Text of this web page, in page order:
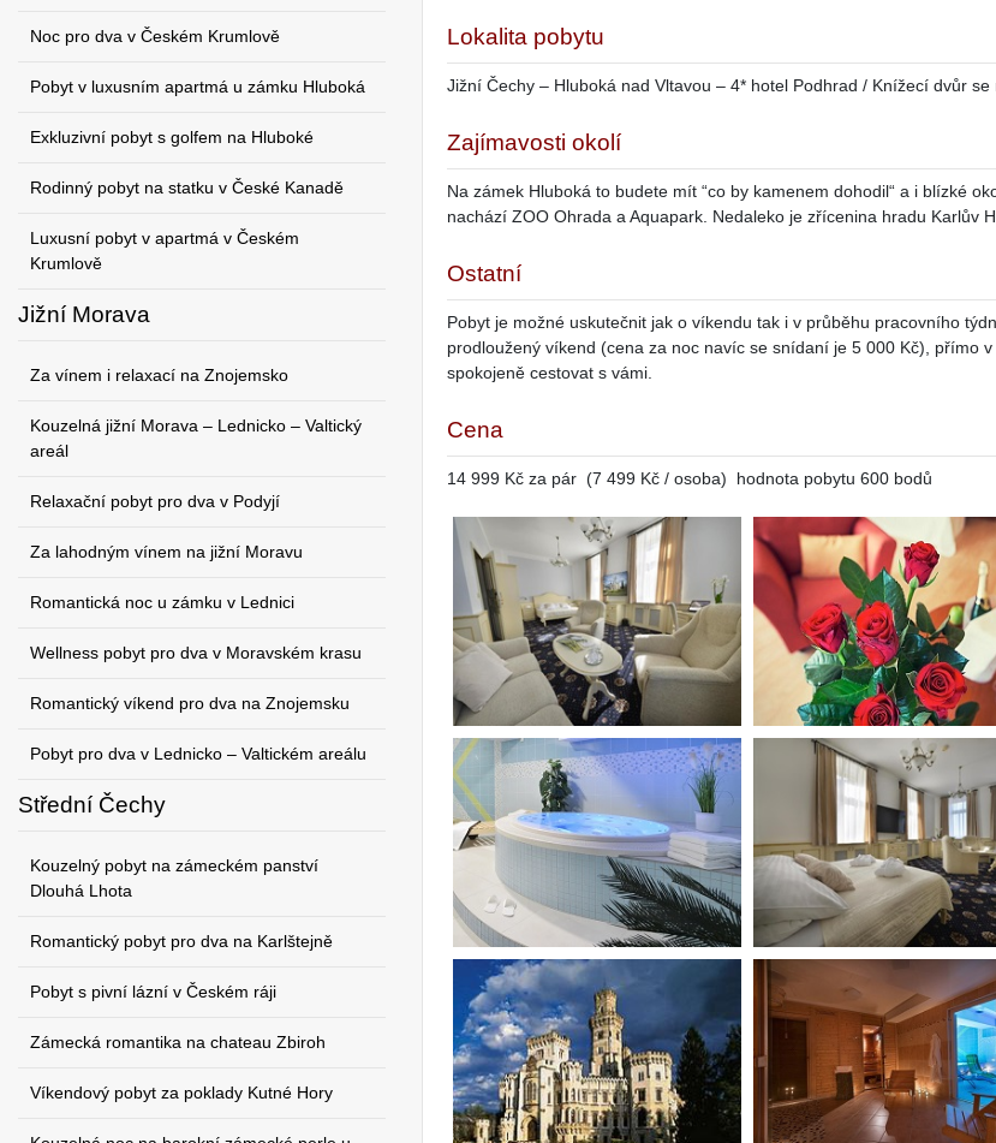
Noc pro dva v Českém Krumlově
Pobyt v luxusním apartmá u zámku Hluboká
Exkluzivní pobyt s golfem na Hluboké
Rodinný pobyt na statku v České Kanadě
Luxusní pobyt v apartmá v Českém
Krumlově
Jižní Morava
Za vínem i relaxací na Znojemsko
Kouzelná jižní Morava – Lednicko – Valtický
areál
Relaxační pobyt pro dva v Podyjí
Za lahodným vínem na jižní Moravu
Romantická noc u zámku v Lednici
Wellness pobyt pro dva v Moravském krasu
Romantický víkend pro dva na Znojemsku
Pobyt pro dva v Lednicko – Valtickém areálu
Střední Čechy
Kouzelný pobyt na zámeckém panství
Dlouhá Lhota
Romantický pobyt pro dva na Karlštejně
Pobyt s pivní lázní v Českém ráji
Zámecká romantika na chateau Zbiroh
Víkendový pobyt za poklady Kutné Hory
Lokalita pobytu
Jižní Čechy – Hluboká nad Vltavou – 4* hotel Podhrad / Knížecí dvůr
Zajímavosti okolí
Na zámek Hluboká to budete mít “co by kamenem dohodil“ a i blízké
nachází ZOO Ohrada a Aquapark. Nedaleko je zřícenina hradu Karlův
Ostatní
Pobyt je možné uskutečnit jak o víkendu tak i v průběhu pracovního
prodloužený víkend (cena za noc navíc se snídaní je 5 000 Kč), přímo
spokojeně cestovat s vámi.
Cena
14 999 Kč za pár (7 499 Kč / osoba) hodnota pobytu 600 bodů